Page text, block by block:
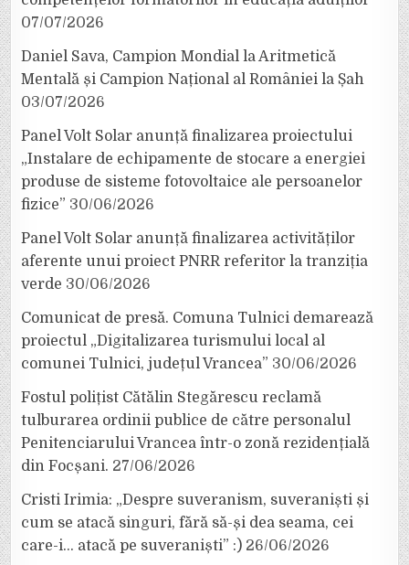
07/07/2026
Daniel Sava, Campion Mondial la Aritmetică
Mentală și Campion Național al României la Șah
03/07/2026
Panel Volt Solar anunță finalizarea proiectului
„Instalare de echipamente de stocare a energiei
produse de sisteme fotovoltaice ale persoanelor
fizice” 30/06/2026
Panel Volt Solar anunță finalizarea activităților
aferente unui proiect PNRR referitor la tranziția
verde 30/06/2026
Comunicat de presă. Comuna Tulnici demarează
proiectul „Digitalizarea turismului local al
comunei Tulnici, județul Vrancea” 30/06/2026
Fostul polițist Cătălin Stegărescu reclamă
tulburarea ordinii publice de către personalul
Penitenciarului Vrancea într-o zonă rezidențială
din Focșani. 27/06/2026
Cristi Irimia: „Despre suveranism, suveraniști și
cum se atacă singuri, fără să-și dea seama, cei
care-i… atacă pe suveraniști” :) 26/06/2026